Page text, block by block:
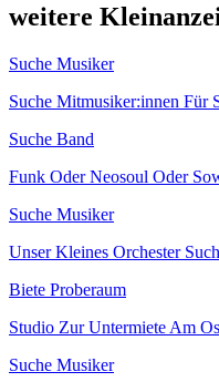
weitere
Suche Musiker
Suche Mitmusiker:innen Für
Suche Band
Funk Oder Neosoul Oder
Suche Musiker
Unser Kleines Orchester
Biete Proberaum
Studio Zur Untermiete Am
Suche Musiker